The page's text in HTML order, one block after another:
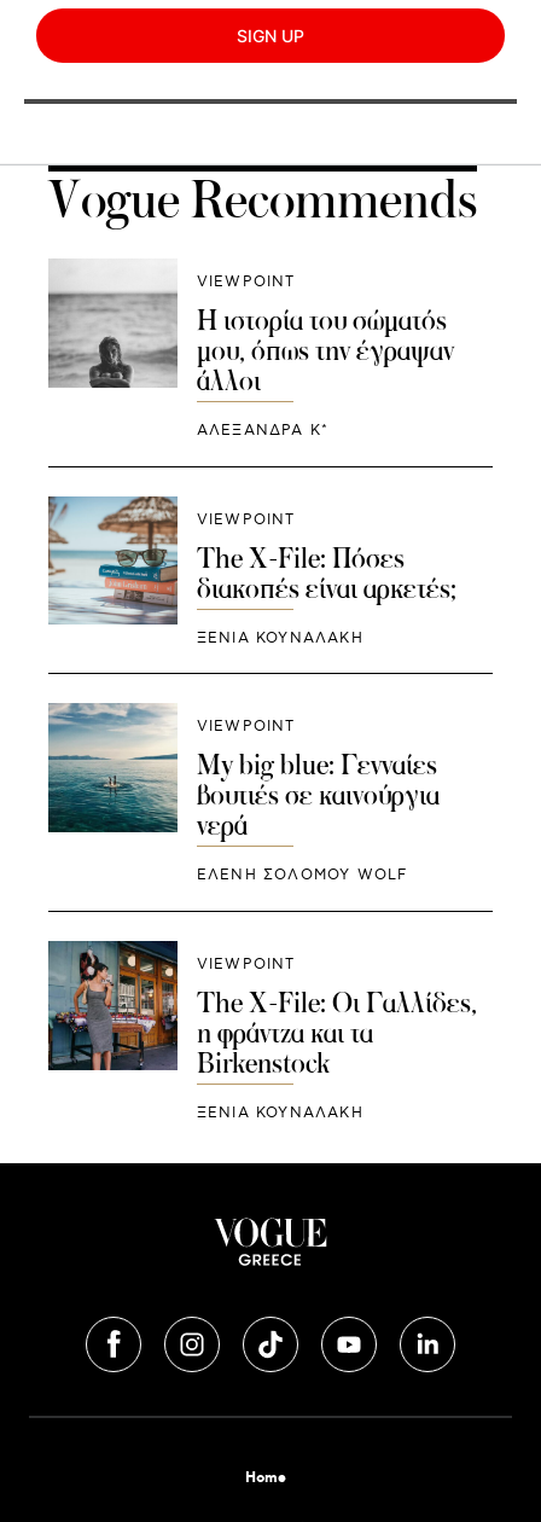
SIGN UP
Vogue Recommends
VIEWPOINT
Η ιστορία του σώματός
μου, όπως την έγραψαν
άλλοι
ΑΛΕΞΑΝΔΡΑ Κ*
VIEWPOINT
The X-File: Πόσες
διακοπές είναι αρκετές;
ΞΕΝΙΑ ΚΟΥΝΑΛΑΚΗ
VIEWPOINT
Μy big blue: Γενναίες
βουτιές σε καινούργια
νερά
ΕΛΕΝΗ ΣΟΛΟΜΟΥ WOLF
VIEWPOINT
The X-File: Οι Γαλλίδες,
η φράντζα και τα
Birkenstock
ΞΕΝΙΑ ΚΟΥΝΑΛΑΚΗ
Home